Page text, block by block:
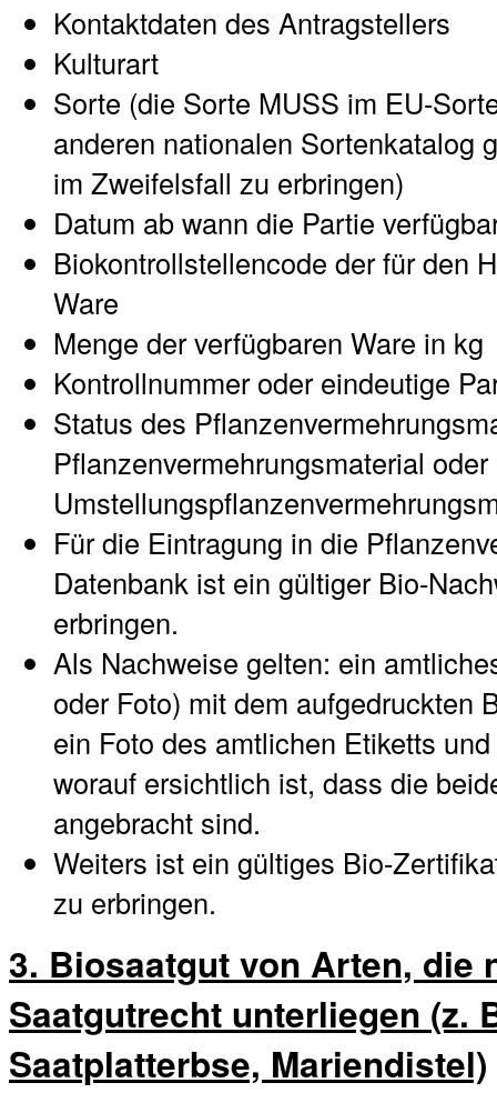
Kontaktdaten des Antragstellers
Kulturart
Sorte (die Sorte MUSS im EU-
anderen nationalen Sortenkatalog
im Zweifelsfall zu erbringen)
Datum ab wann die Partie
Biokontrollstellencode der für den
Ware
Menge der verfügbaren Ware in kg
Kontrollnummer oder eindeutige
Status des
Pflanzenvermehrungsmaterial oder
Für die Eintragung in die
Datenbank ist ein gültiger Bio-
erbringen.
Als Nachweise gelten: ein
oder Foto) mit dem aufgedruckten
ein Foto des amtlichen Etiketts
worauf ersichtlich ist, dass die
angebracht sind.
Weiters ist ein gültiges Bio-
zu erbringen.
3. Biosaatgut von Arten, die
Saatgutrecht unterliegen (z.
Saatplatterbse, Mariendistel)